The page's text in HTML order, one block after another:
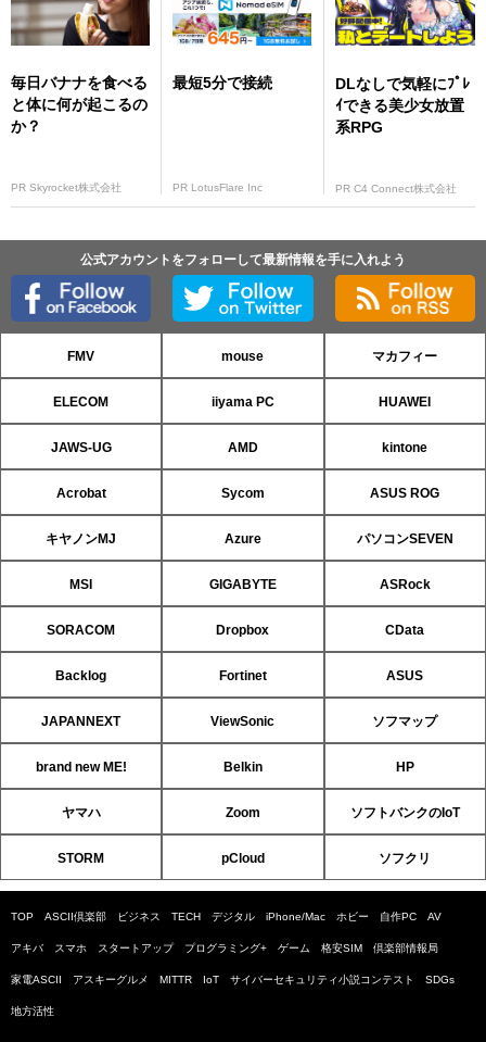
毎日バナナを食べる
と体に何が起こるの
か？
PR Skyrocket株式会社
最短5分で接続
PR LotusFlare Inc
DLなしで気軽にﾌﾟﾚ
ｲできる美少女放置
系RPG
PR C4 Connect株式会社
公式アカウントをフォローして最新情報を手に入れよう
FMV mouse マカフィー
ELECOM iiyama PC HUAWEI
JAWS-UG AMD kintone
Acrobat Sycom ASUS ROG
キヤノンMJ Azure パソコンSEVEN
MSI GIGABYTE ASRock
SORACOM Dropbox CData
Backlog Fortinet ASUS
JAPANNEXT ViewSonic ソフマップ
brand new ME! Belkin HP
ヤマハ Zoom ソフトバンクのIoT
STORM pCloud ソフクリ
TOP ASCII倶楽部 ビジネス TECH デジタル iPhone/Mac ホビー 自作PC AV
アキバ スマホ スタートアップ プログラミング+ ゲーム 格安SIM 倶楽部情報局
家電ASCII アスキーグルメ MITTR IoT サイバーセキュリティ小説コンテスト SDGs
地方活性